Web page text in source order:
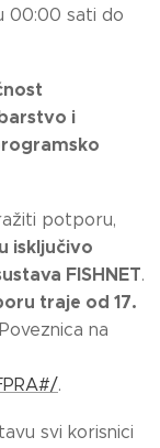
00:00 sati do
i
potporu,
isključivo
FISHNET.
traje od 17.
na
.
svi korisnici